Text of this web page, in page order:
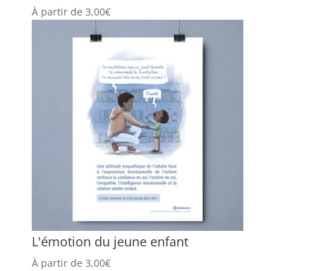
À partir de 3,00€
L'émotion du jeune enfant
À partir de 3,00€